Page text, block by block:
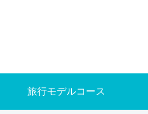
旅行モデルコース